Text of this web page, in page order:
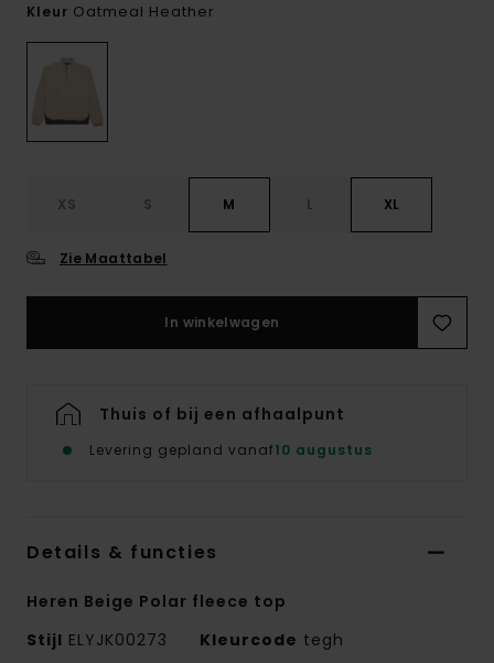
Kleur Oatmeal Heather
XS S M L XL
Zie Maattabel
In winkelwagen
Thuis of bij een afhaalpunt
Levering gepland vanaf10 augustus
Details & functies
Heren Beige Polar fleece top
Stijl ELYJK00273 Kleurcode tegh